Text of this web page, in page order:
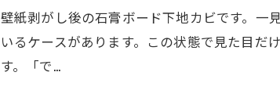
壁紙剥がし後の石膏ボード下地カビです。一
いるケースがあります。この状態で見た目だ
す。「で…